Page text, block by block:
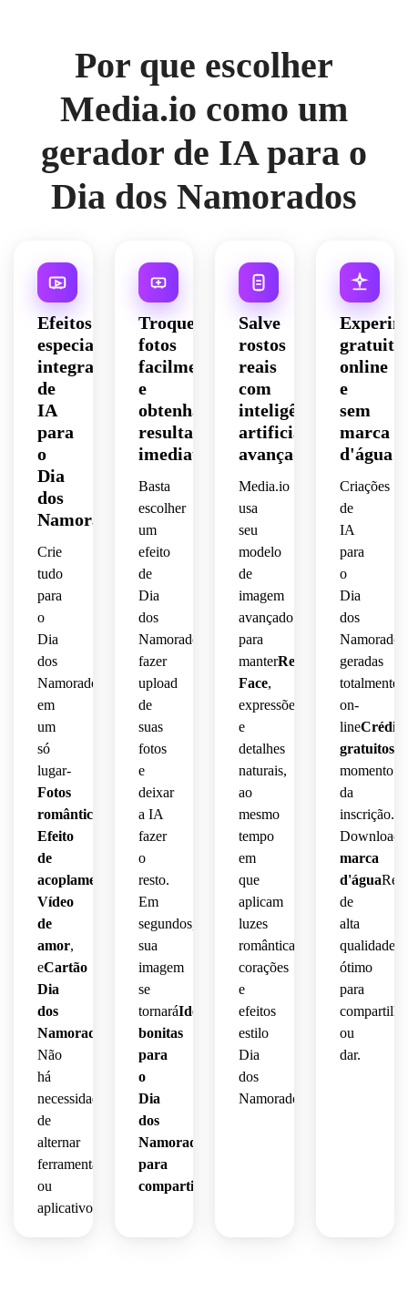
Por que escolher
Media.io como um
gerador de IA para o
Dia dos Namorados
Efeitos
especiais
integrados
de
IA
para
o
Dia
dos
Namorados
Crie
tudo
para
o
Dia
dos
Namorados
em
um
só
lugar-
Fotos
românticas
Efeito
de
acoplamento
Vídeo
de
amor,
eCartão
Dia
dos
Namorados
Não
há
necessidade
de
alternar
ferramentas
ou
aplicativos.
Troque
fotos
facilmente
e
obtenha
resultados
imediatos
Basta
escolher
um
efeito
de
Dia
dos
Namorados,
fazer
upload
de
suas
fotos
e
deixar
a IA
fazer
o
resto.
Em
segundos,
sua
imagem
se
tornaráIdeias
bonitas
para
o
Dia
dos
Namorados
para
compartilhar
Salve
rostos
reais
com
inteligência
artificial
avançada
Media.io
usa
seu
modelo
de
imagem
avançado
para
manterReal
Face,
expressões
e
detalhes
naturais,
ao
mesmo
tempo
em
que
aplicam
luzes
românticas,
corações
e
efeitos
estilo
Dia
dos
Namorados.
online
e
sem
marca
d'água
Criações
de
IA
para
o
Dia
dos
Namorados
geradas
totalmente
on-
line
gratuitos
momento
da
inscrição.
Download
marca
d'água
de
alta
qualidade-
ótimo
para
ou
dar.